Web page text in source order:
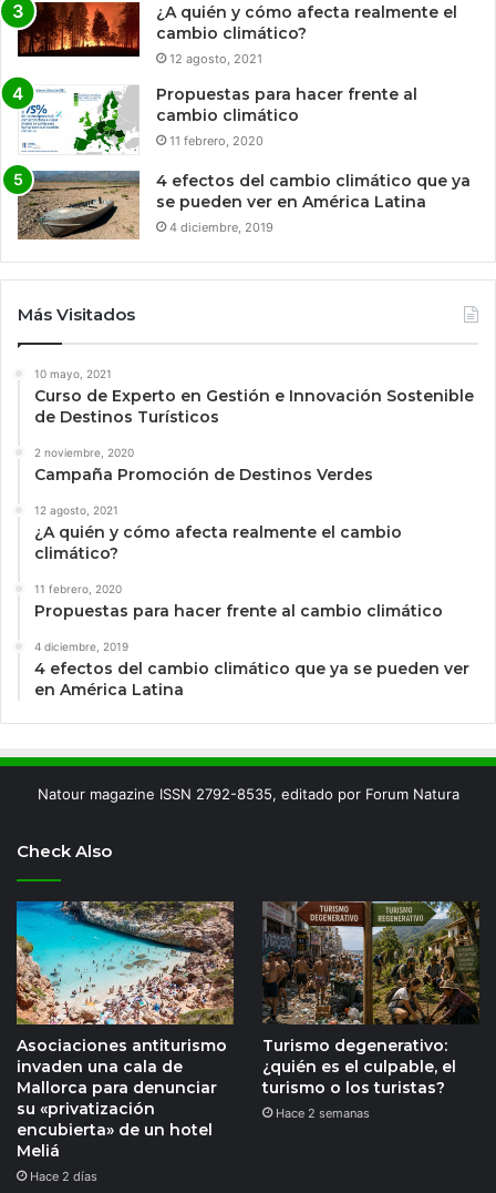
¿A quién y cómo afecta realmente el
cambio climático?
12 agosto, 2021
Propuestas para hacer frente al
cambio climático
11 febrero, 2020
4 efectos del cambio climático que ya
se pueden ver en América Latina
4 diciembre, 2019
Más Visitados
10 mayo, 2021
Curso de Experto en Gestión e Innovación Sostenible
de Destinos Turísticos
2 noviembre, 2020
Campaña Promoción de Destinos Verdes
12 agosto, 2021
¿A quién y cómo afecta realmente el cambio
climático?
11 febrero, 2020
Propuestas para hacer frente al cambio climático
4 diciembre, 2019
4 efectos del cambio climático que ya se pueden ver
en América Latina
Natour magazine ISSN 2792-8535, editado por Forum Natura
Check Also
Asociaciones antiturismo
invaden una cala de
Mallorca para denunciar
su «privatización
encubierta» de un hotel
Meliá
Hace 2 días
Turismo degenerativo:
¿quién es el culpable, el
turismo o los turistas?
Hace 2 semanas